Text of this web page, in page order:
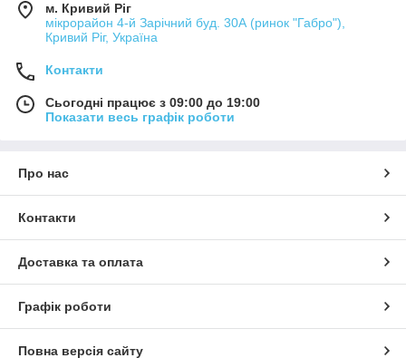
м. Кривий Ріг
мікрорайон 4-й Зарічний буд. 30А (ринок "Габро"),
Кривий Ріг, Україна
Контакти
Сьогодні працює з 09:00 до 19:00
Показати весь графік роботи
Про нас
Контакти
Доставка та оплата
Графік роботи
Повна версія сайту